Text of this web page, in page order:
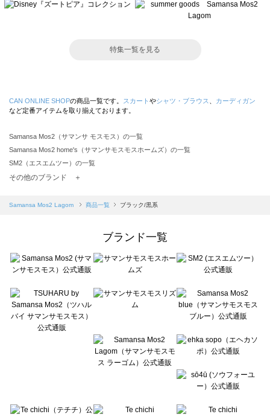
特集一覧を見る
CAN ONLINE SHOPの商品一覧です。 スカート やシャツ・ブラウス
カーディガン
など定番アイテムを取り揃えております。
Samansa Mos2（サマンサ モスモス）の一覧
Samansa Mos2 home's（サマンサモスモスホームズ）の一覧
SM2（エスエムツー）の一覧
TSUHARU by Samansa Mos2（ツハルバイサマンサモスモス）の一覧
Samansa Mos2 blue（サマンサモスモス ブルー）の一覧
Te chichi（テチチ）の一覧
Te chichi CLASSIC（テチチ クラシック）の一覧
Lugnoncure（ルノンキュール）の一覧
BETTY'S BLUE（べティーズブルー）の一覧
Wpc.（ワールドパーティー）の一覧
その他のブランド ＋
Samansa Mos2 Lagom 商品一覧 ブラック/黒系
ブランド一覧